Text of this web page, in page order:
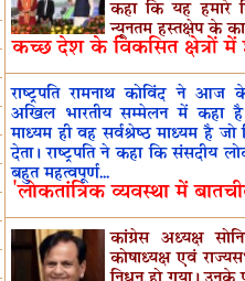
कहा कि यह हमारे
न्यूनतम हस्तक्षेप के
कच्छ देश के विकसित क्षेत्रों में
राष्‍ट्रपति रामनाथ कोविंद ने आज
अखिल भारतीय सम्‍मेलन में कहा है
माध्‍यम ही वह सर्वश्रेष्‍ठ माध्‍यम है जो
देता। राष्‍ट्रपति ने कहा कि संसदीय
बहुत महत्‍वपूर्ण...
'लोकतांत्रिक व्‍यवस्‍था में
कांग्रेस अध्यक्ष
कोषाध्यक्ष एवं